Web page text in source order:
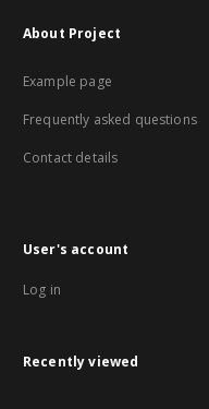
About Project
Example page
Frequently asked questions
Contact details
User's account
Log in
Recently viewed